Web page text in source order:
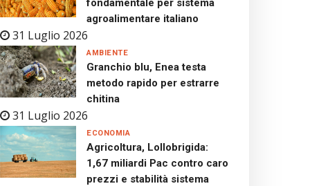
fondamentale per sistema
agroalimentare italiano
31 Luglio 2026
Granchio blu, Enea testa
metodo rapido per estrarre
chitina
31 Luglio 2026
AMBIENTE
Agricoltura, Lollobrigida:
1,67 miliardi Pac contro caro
prezzi e stabilità sistema
ECONOMIA